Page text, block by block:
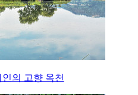
의 고향 옥천